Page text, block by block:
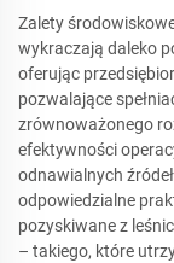
Zalety
wykraczają daleko
oferując
pozwalające
zrównoważonego
efektywności
odnawialnych
odpowiedzialne
pozyskiwane z
– takiego, które